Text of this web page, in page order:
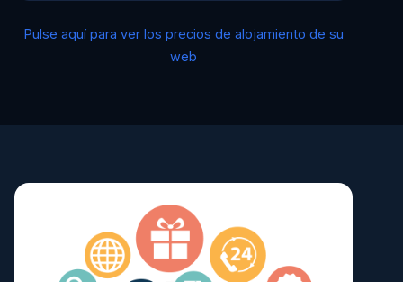
Pulse aquí para ver los precios de alojamiento de su
web